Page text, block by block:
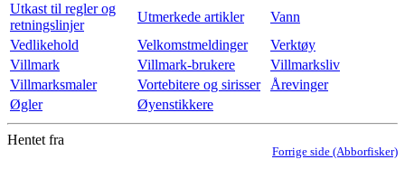
Utkast til regler og
retningslinjer
Utmerkede artikler
Vann
Vedlikehold
Velkomstmeldinger
Verktøy
Villmark
Villmark-brukere
Villmarksliv
Villmarksmaler
Vortebitere og sirisser
Årevinger
Øgler
Øyenstikkere
Forrige side (Abborfisker)
Hentet fra